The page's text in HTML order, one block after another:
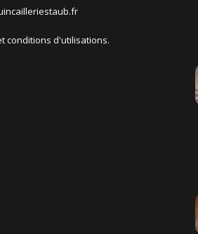
conditions d'utilisations.